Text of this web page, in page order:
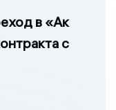
в «Ак
с